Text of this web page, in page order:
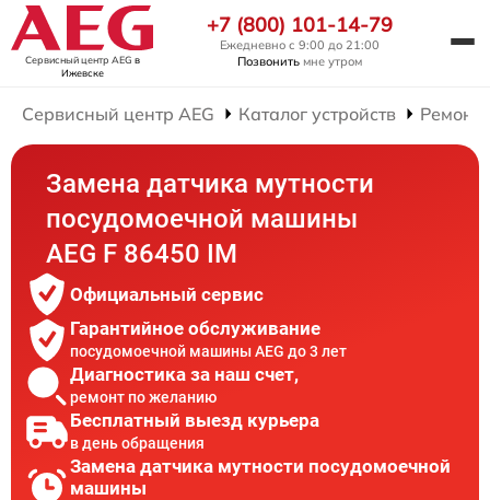
Сервисный центр AEG в
Ижевске
+7 (800) 101-14-79
Ежедневно с 9:00 до 21:00
Позвонить мне утром
Сервисный центр AEG Каталог устройств Ремонт
Замена датчика мутности
посудомоечной машины
AEG F 86450 IM
Официальный сервис
Гарантийное обслуживание
посудомоечной машины AEG до 3 лет
Диагностика за наш счет,
ремонт по желанию
Бесплатный выезд курьера
в день обращения
Замена датчика мутности посудомоечной
машины